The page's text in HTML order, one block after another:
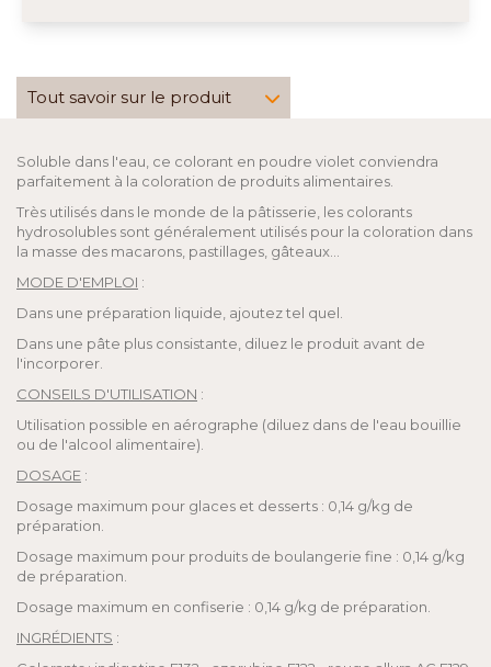
Tout savoir sur le produit
Soluble dans l'eau, ce colorant en poudre violet conviendra
parfaitement à la coloration de produits alimentaires.
Très utilisés dans le monde de la pâtisserie, les colorants
hydrosolubles sont généralement utilisés pour la coloration dans
la masse des macarons, pastillages, gâteaux…
MODE D'EMPLOI :
Dans une préparation liquide, ajoutez tel quel.
Dans une pâte plus consistante, diluez le produit avant de
l'incorporer.
CONSEILS D'UTILISATION :
Utilisation possible en aérographe (diluez dans de l'eau bouillie
ou de l'alcool alimentaire).
DOSAGE :
Dosage maximum pour glaces et desserts : 0,14 g/kg de
préparation.
Dosage maximum pour produits de boulangerie fine : 0,14 g/kg
de préparation.
Dosage maximum en confiserie : 0,14 g/kg de préparation.
INGRÉDIENTS :